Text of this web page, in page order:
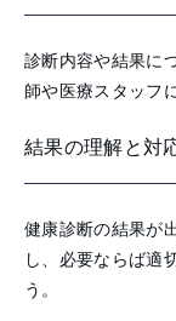
診断内容や結果に
師や医療スタッフ
結果の理解と対
健康診断の結果が
し、必要ならば適
う。